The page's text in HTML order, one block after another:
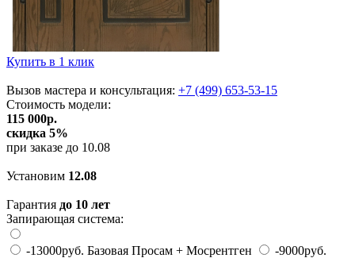
Купить в 1 клик
Вызов мастера и консультация: +7 (499) 653-53-15
Стоимость модели:
115 000р.
скидка 5%
при заказе до 10.08
Установим 12.08
Гарантия до 10 лет
Запирающая система:
-13000руб. Базовая Просам + Мосрентген
-9000руб.